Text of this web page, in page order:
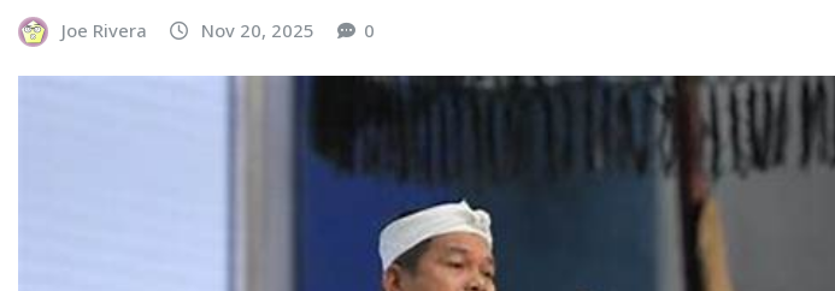
Joe Rivera Nov 20, 2025 0